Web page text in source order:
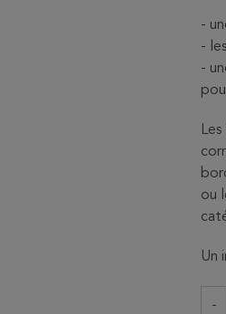
-
-
-
ou
Un
-